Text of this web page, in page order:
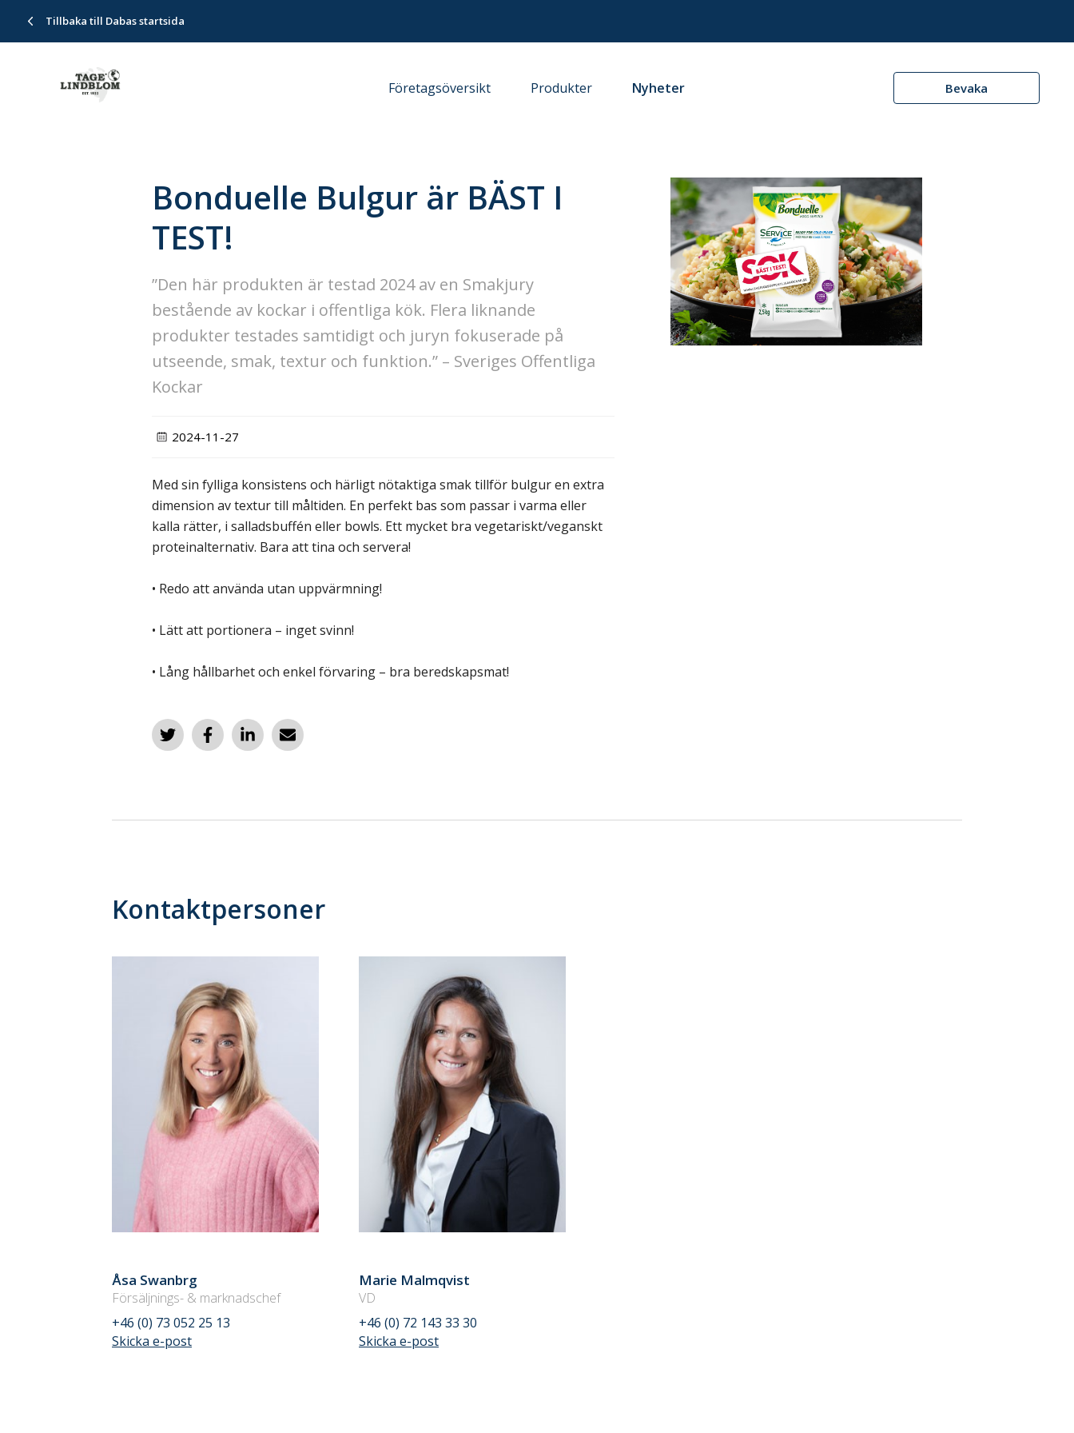
Tillbaka till Dabas startsida
Företagsöversikt Produkter Nyheter Bevaka
Bonduelle Bulgur är BÄST I
TEST!
”Den här produkten är testad 2024 av en Smakjury
bestående av kockar i offentliga kök. Flera liknande
produkter testades samtidigt och juryn fokuserade på
utseende, smak, textur och funktion.” – Sveriges Offentliga
Kockar
2024-11-27
Med sin fylliga konsistens och härligt nötaktiga smak tillför bulgur en extra
dimension av textur till måltiden. En perfekt bas som passar i varma eller
kalla rätter, i salladsbuffén eller bowls. Ett mycket bra vegetariskt/veganskt
proteinalternativ. Bara att tina och servera!
• Redo att använda utan uppvärmning!
• Lätt att portionera – inget svinn!
• Lång hållbarhet och enkel förvaring – bra beredskapsmat!
Kontaktpersoner
Åsa Swanbrg
Försäljnings- & marknadschef
+46 (0) 73 052 25 13
Skicka e-post
Marie Malmqvist
VD
+46 (0) 72 143 33 30
Skicka e-post